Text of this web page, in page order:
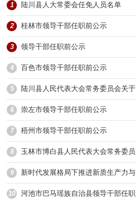
1 陆川县人大常委会任免人员名单
2 桂林市领导干部任职前公示
3 领导干部任职前公示
4 百色市领导干部任职前公示
5 陆川县人民代表大会常务委员会关于
6 崇左市领导干部任职前公示
7 梧州市领导干部任职前公示
8 玉林市博白县人民代表大会常务委员
9 新时代发展格局下推进新质生产力与
10 河池市巴马瑶族自治县领导干部任职